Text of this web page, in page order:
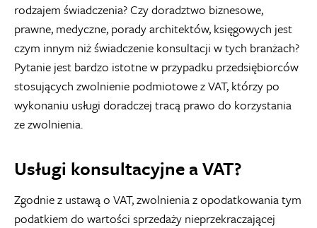
rodzajem świadczenia? Czy doradztwo biznesowe,
prawne, medyczne, porady architektów, księgowych jest
czym innym niż świadczenie konsultacji w tych branżach?
Pytanie jest bardzo istotne w przypadku przedsiębiorców
stosujących zwolnienie podmiotowe z VAT, którzy po
wykonaniu usługi doradczej tracą prawo do korzystania
ze zwolnienia.
Usługi konsultacyjne a VAT?
Zgodnie z ustawą o VAT, zwolnienia z opodatkowania tym
podatkiem do wartości sprzedaży nieprzekraczającej